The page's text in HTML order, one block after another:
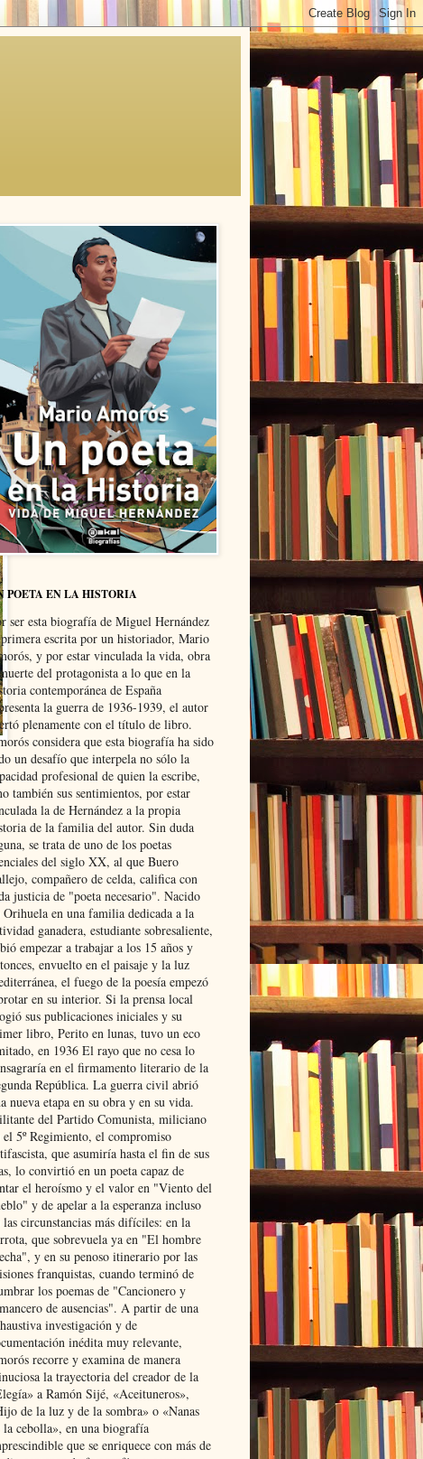
POETA EN LA HISTORIA
ser esta biografía de Miguel Hernández
escrita por un historiador, Mario
y por estar vinculada la vida, obra
del protagonista a lo que en la
contemporánea de España
la guerra de 1936-1939, el autor
plenamente con el título de libro.
considera que esta biografía ha sido
un desafío que interpela no sólo la
profesional de quien la escribe,
también sus sentimientos, por estar
la de Hernández a la propia
de la familia del autor. Sin duda
se trata de uno de los poetas
del siglo XX, al que Buero
compañero de celda, califica con
justicia de "poeta necesario". Nacido
Orihuela en una familia dedicada a la
ganadera, estudiante sobresaliente,
empezar a trabajar a los 15 años y
envuelto en el paisaje y la luz
el fuego de la poesía empezó
en su interior. Si la prensa local
sus publicaciones iniciales y su
libro, Perito en lunas, tuvo un eco
en 1936 El rayo que no cesa lo
en el firmamento literario de la
República. La guerra civil abrió
nueva etapa en su obra y en su vida.
del Partido Comunista, miliciano
el 5º Regimiento, el compromiso
que asumiría hasta el fin de sus
lo convirtió en un poeta capaz de
el heroísmo y el valor en "Viento del
y de apelar a la esperanza incluso
las circunstancias más difíciles: en la
que sobrevuela ya en "El hombre
y en su penoso itinerario por las
franquistas, cuando terminó de
los poemas de "Cancionero y
de ausencias". A partir de una
investigación y de
inédita muy relevante,
recorre y examina de manera
la trayectoria del creador de la
a Ramón Sijé, «Aceituneros»,
de la luz y de la sombra» o «Nanas
la cebolla», en una biografía
que se enriquece con más de